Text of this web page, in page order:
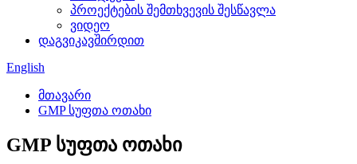
პროექტების შემთხვევის შესწავლა
ვიდეო
დაგვიკავშირდით
English
მთავარი
GMP სუფთა ოთახი
GMP სუფთა ოთახი